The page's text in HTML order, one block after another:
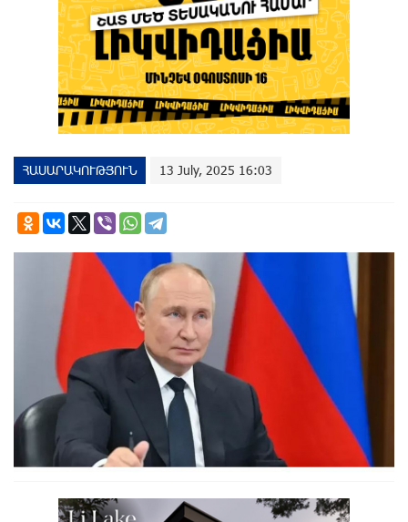
ՀԱՍԱՐԱԿՈՒԹՅՈՒՆ 13 July, 2025 16:03